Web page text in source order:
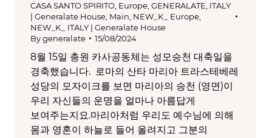
CASA SANTO SPIRITO, Europe, GENERALATE, ITALY
| Generalate House, Main, NEW_K_ Europe,
NEW_K_ ITALY | Generalate House
Bygeneralate 15/08/2024
8월 15일 총원 카사공동체는 성모승천 대축일을
경축했습니다. 로마의 산타 마리아 트라스테베레
성당의 모자이크를 보면 마리아의 승천 (영면)이
우리 자신들의 운명을 얼마나 아름답게
보여주는지요.마리아처럼 우리도 예수님에 의해
몸과 영혼이 하늘로 들어 올려지고 그분의